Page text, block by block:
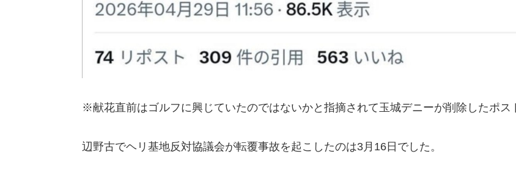
※献花直前はゴルフに興じていたのではないかと指摘されて玉城デニーが削除したポス
辺野古でヘリ基地反対協議会が転覆事故を起こしたのは3月16日でした。